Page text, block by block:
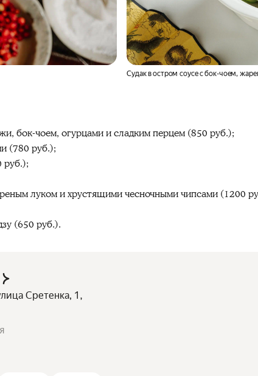
Судак в остром соусе с бок-чоем,
бок-чоем, огурцами и сладким перцем (850 руб.);
(780 руб.);
руб.);
луком и хрустящими чесночными чипсами (1200
(650 руб.).
Сретенка, 1,